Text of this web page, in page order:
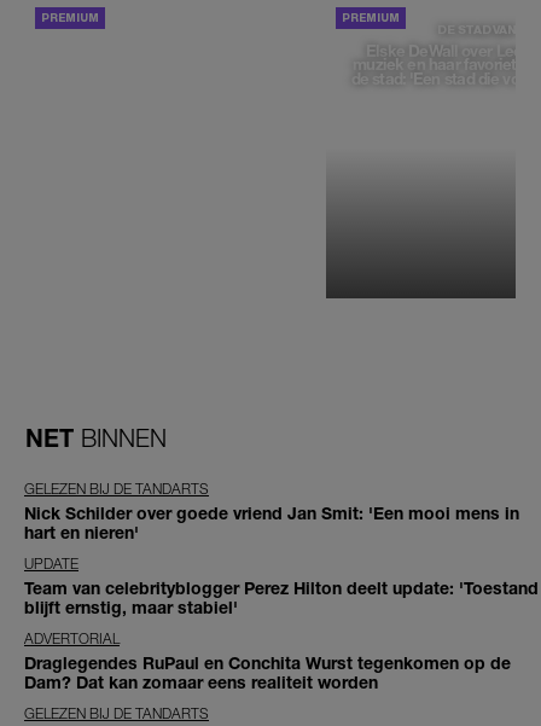
DE STAD VAN
Elske DeWall over
muziek en haar favoriete
de stad: 'Een stad die
NET BINNEN
GELEZEN BIJ DE TANDARTS
Nick Schilder over goede vriend Jan Smit: 'Een mooi mens in
hart en nieren'
UPDATE
Team van celebrityblogger Perez Hilton deelt update: 'Toestand
blijft ernstig, maar stabiel'
ADVERTORIAL
Draglegendes RuPaul en Conchita Wurst tegenkomen op de
Dam? Dat kan zomaar eens realiteit worden
GELEZEN BIJ DE TANDARTS